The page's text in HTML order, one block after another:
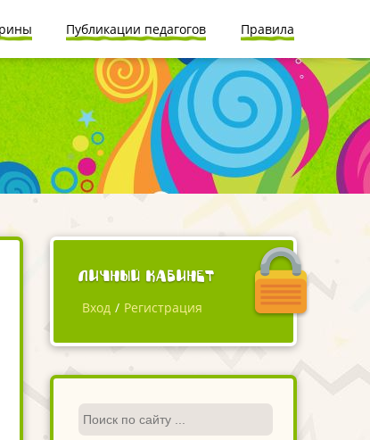
Публикации педагогов Правила
Личный кабинет
Вход / Регистрация